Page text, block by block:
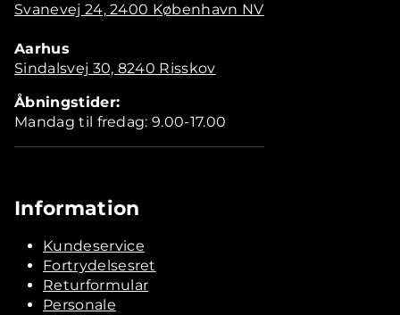
Svanevej 24, 2400 København NV
Aarhus
Sindalsvej 30, 8240 Risskov
Åbningstider:
Mandag til fredag: 9.00-17.00
Information
Kundeservice
Fortrydelsesret
Returformular
Personale